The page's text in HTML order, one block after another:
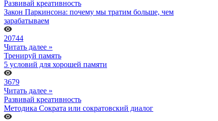
Развивай креативность
Закон Паркинсона: почему мы тратим больше, чем
зарабатываем
20744
Читать далее »
Тренируй память
5 условий для хорошей памяти
3679
Читать далее »
Развивай креативность
Методика Сократа или сократовский диалог